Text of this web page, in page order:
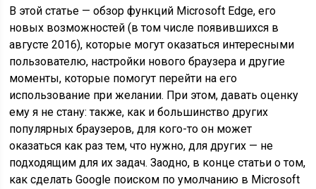
В этой статье — обзор функций Microsoft Edge, его
новых возможностей (в том числе появившихся в
августе 2016), которые могут оказаться интересными
пользователю, настройки нового браузера и другие
моменты, которые помогут перейти на его
использование при желании. При этом, давать оценку
ему я не стану: также, как и большинство других
популярных браузеров, для кого-то он может
оказаться как раз тем, что нужно, для других — не
подходящим для их задач. Заодно, в конце статьи о том,
как сделать Google поиском по умолчанию в Microsoft